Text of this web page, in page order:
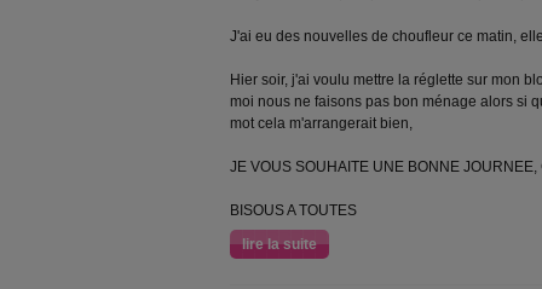
J'ai eu des nouvelles de choufleur ce matin,
Hier soir, j'ai voulu mettre la réglette sur mon
moi nous ne faisons pas bon ménage alors si
mot cela m'arrangerait bien,
JE VOUS SOUHAITE UNE BONNE
BISOUS A TOUTES
lire la suite